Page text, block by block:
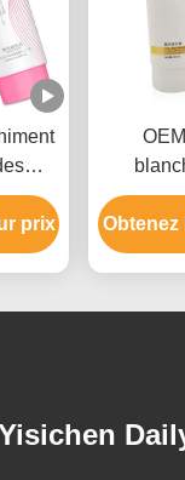
et
prix
des
Obtenez